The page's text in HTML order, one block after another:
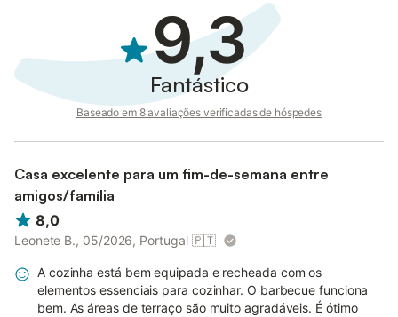
9,3
Fantástico
Baseado em 8 avaliações verificadas de hóspedes
Casa excelente para um fim-de-semana entre
amigos/família
8,0
Leonete B., 05/2026, Portugal 🇵🇹
A cozinha está bem equipada e recheada com os
elementos essenciais para cozinhar. O barbecue funciona
bem. As áreas de terraço são muito agradáveis. É ótimo